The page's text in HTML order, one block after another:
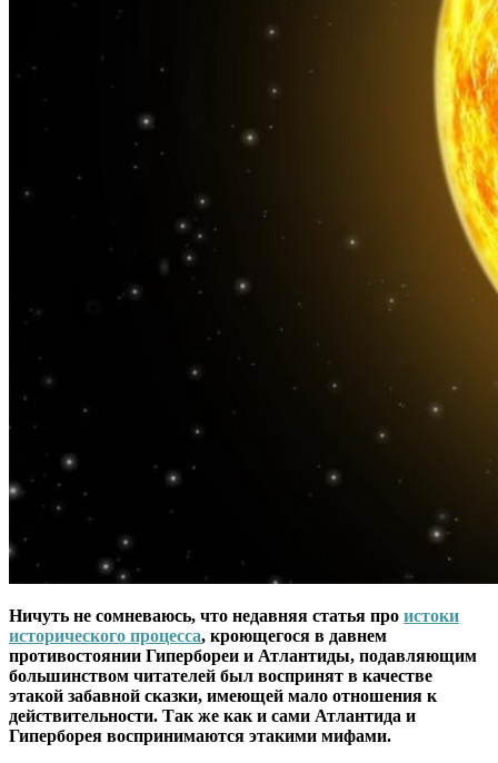
Ничуть не сомневаюсь, что недавняя статья про истоки
исторического процесса, кроющегося в давнем
противостоянии Гипербореи и Атлантиды, подавляющим
большинством читателей был воспринят в качестве
этакой забавной сказки, имеющей мало отношения к
действительности. Так же как и сами Атлантида и
Гиперборея воспринимаются этакими мифами.